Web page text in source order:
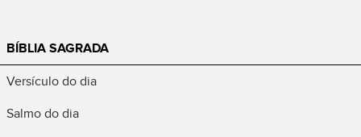
BÍBLIA SAGRADA
Versículo do dia
Salmo do dia